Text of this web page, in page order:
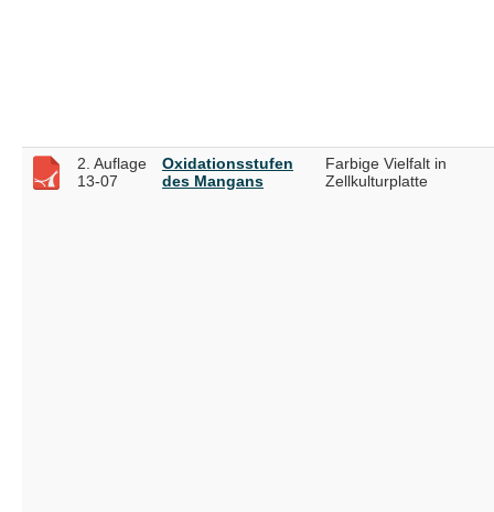
2. Auflage
13-07
Oxidationsstufen
des Mangans
Farbige Vielfalt in
Zellkulturplatte